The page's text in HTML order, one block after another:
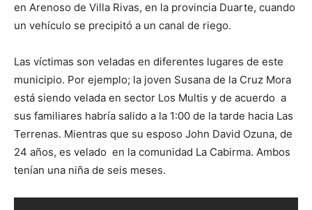
en Arenoso de Villa Rivas, en la provincia Duarte, cuando
un vehículo se precipitó a un canal de riego.
Las víctimas son veladas en diferentes lugares de este
municipio. Por ejemplo; la joven Susana de la Cruz Mora
está siendo velada en sector Los Multis y de acuerdo a
sus familiares habría salido a la 1:00 de la tarde hacia Las
Terrenas. Mientras que su esposo John David Ozuna, de
24 años, es velado en la comunidad La Cabirma. Ambos
tenían una niña de seis meses.